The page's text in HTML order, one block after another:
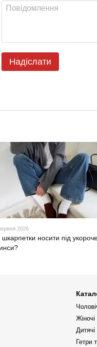
Надіслати
2026
шкарпетки носити під
Гетри